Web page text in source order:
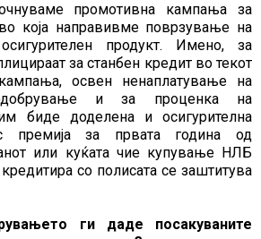
промотивна кампања за
која направивме поврзување на
продукт. Имено, за
за станбен кредит во текот
освен ненаплатување на
и за проценка на
биде доделена и осигурителна
премија за првата година од
или куќата чие купување НЛБ
кредитира со полисата се заштитува
ги даде посакуваните